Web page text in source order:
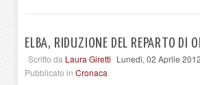
ELBA, RIDUZIONE DEL REPARTO DI
Scritto da Laura Giretti Lunedì, 02 Aprile
Pubblicato in Cronaca